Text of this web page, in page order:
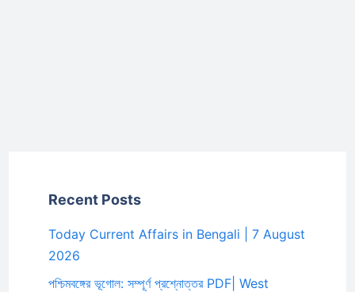
Recent Posts
Today Current Affairs in Bengali | 7 August
2026
পশ্চিমবঙ্গের ভূগোল: সম্পূর্ণ প্রশ্নোত্তর PDF| West